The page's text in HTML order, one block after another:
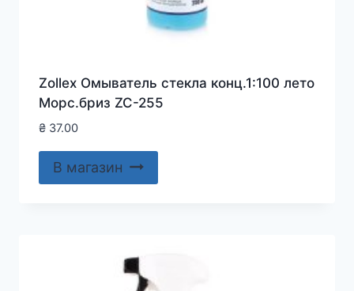
Zollex Омыватель стекла конц.1:100 лето
Морс.бриз ZC-255
₴37.00
В магазин